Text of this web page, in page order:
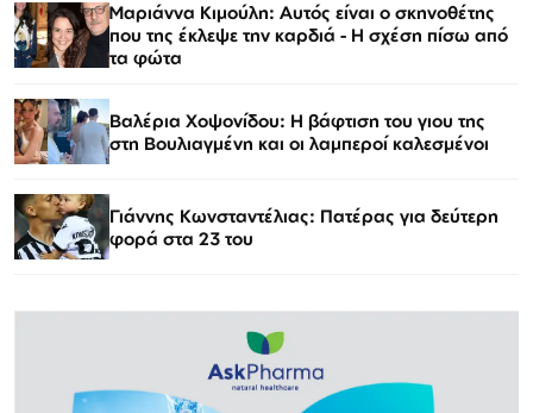
Μαριάννα Κιμούλη: Αυτός είναι ο σκηνοθέτης
που της έκλεψε την καρδιά - Η σχέση πίσω από
τα φώτα
Βαλέρια Χοψονίδου: Η βάφτιση του γιου της
στη Βουλιαγμένη και οι λαμπεροί καλεσμένοι
Γιάννης Κωνσταντέλιας: Πατέρας για δεύτερη
φορά στα 23 του